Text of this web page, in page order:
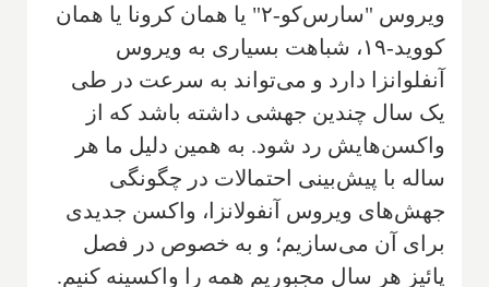
ویروس "سارس‌کو-۲" یا همان کرونا یا همان
کووید-۱۹، شباهت بسیاری به ویروس
آنفلوانزا دارد و می‌تواند به سرعت در طی
یک سال چندین جهشی داشته باشد که از
واکسن‌هایش رد شود. به همین دلیل ما هر
ساله با پیش‌بینی احتمالات در چگونگی
جهش‌های ویروس آنفولانزا، واکسن جدیدی
برای آن می‌سازیم؛ و به خصوص در فصل
پائیز هر سال مجبوریم همه را واکسینه کنیم.